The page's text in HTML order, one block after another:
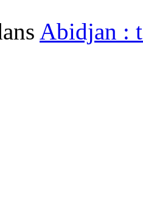
Abidjan :